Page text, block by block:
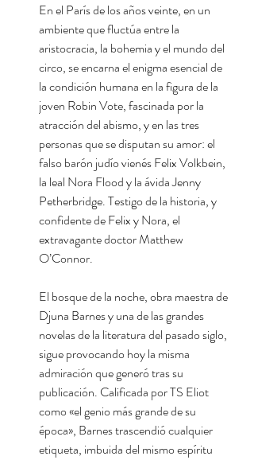
En el París de los años veinte, en un
ambiente que fluctúa entre la
aristocracia, la bohemia y el mundo del
circo, se encarna el enigma esencial de
la condición humana en la figura de la
joven Robin Vote, fascinada por la
atracción del abismo, y en las tres
personas que se disputan su amor: el
falso barón judío vienés Felix Volkbein,
la leal Nora Flood y la ávida Jenny
Petherbridge. Testigo de la historia, y
confidente de Felix y Nora, el
extravagante doctor Matthew
O’Connor.
El bosque de la noche, obra maestra de
Djuna Barnes y una de las grandes
novelas de la literatura del pasado siglo,
sigue provocando hoy la misma
admiración que generó tras su
publicación. Calificada por TS Eliot
como «el genio más grande de su
época», Barnes trascendió cualquier
etiqueta, imbuida del mismo espíritu